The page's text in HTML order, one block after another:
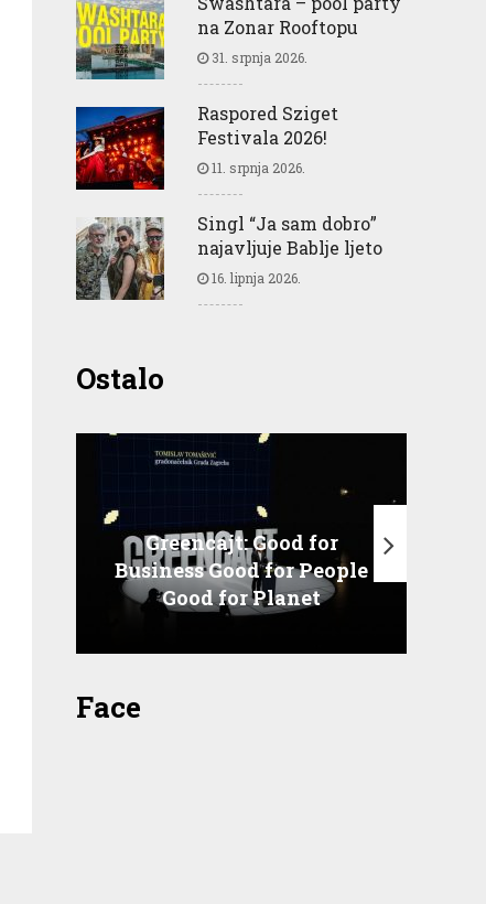
na Zonar Rooftopu
31. srpnja 2026.
Raspored Sziget
Festivala 2026!
11. srpnja 2026.
Singl “Ja sam dobro”
najavljuje Bablje ljeto
16. lipnja 2026.
Ostalo
Greencajt: Good for
Business Good for People
Good for Planet
Face